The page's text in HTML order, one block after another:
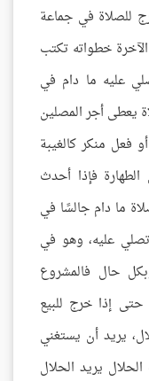
للصلاة في جماعة
خطواته تكتب
عليه ما دام في
يعطى أجر المصلين
فعل منكر كالغيبة
فإذا أحدث
ما دام جالسًا في
عليه، وهو في
حال فالمشروع
إذا خرج للبيع
يريد أن يستغني
يريد الحلال